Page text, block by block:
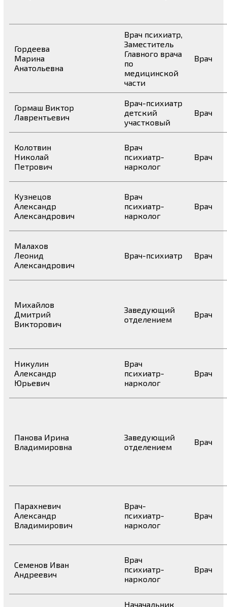
Гордеева
Марина
Анатольевна
Врач психиатр,
Заместитель
Главного врача
по
медицинской
части
Врач
Гормаш Виктор
Лаврентьевич
Врач-психиатр
детский
участковый
Врач
Колотвин
Николай
Петрович
Врач
психиатр-
нарколог
Врач
Кузнецов
Александр
Александрович
Врач
психиатр-
нарколог
Врач
Малахов
Леонид
Александрович
Врач-психиатр Врач
Михайлов
Дмитрий
Викторович
Заведующий
отделением
Врач
Никулин
Александр
Юрьевич
Врач
психиатр-
нарколог
Врач
Панова Ирина
Владимировна
Заведующий
отделением
Врач
Парахневич
Александр
Владимирович
Врач-
психиатр-
нарколог
Врач
Семенов Иван
Андреевич
Врач
психиатр-
нарколог
Врач
Начачальник